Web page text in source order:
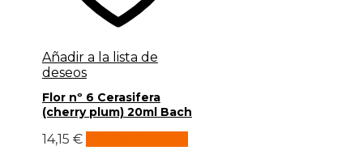
Añadir a la lista de
deseos
Flor nº 6 Cerasifera
(cherry plum) 20ml Bach
14,15 €